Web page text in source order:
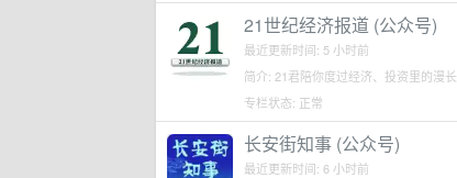
21世纪经济报道 (公众号)
最近更新时间: 5 小时前
简介: 21君陪你度过经济、投资里的漫长
专栏状态: 正常
长安街知事 (公众号)
最近更新时间: 6 小时前